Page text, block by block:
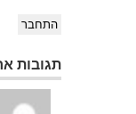
התחבר
תגובות